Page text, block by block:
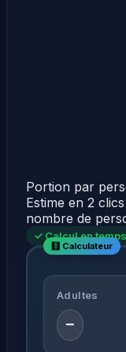
Portion par
Estime en 2
nombre de
✓ Calcul en
Adultes
−